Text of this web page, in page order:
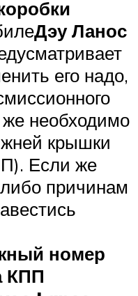
Дэу Ланос
его надо,
необходимо
крышки
Если же
причинам
номер
КПП